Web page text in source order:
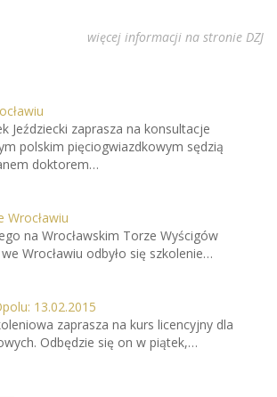
więcej informacji na stronie DZJ
Jeździecki zaprasza na konsultacje
polskim pięciogwiazdkowym sędzią
doktorem…
Wrocławiu
na Wrocławskim Torze Wyścigów
Wrocławiu odbyło się szkolenie…
13.02.2015
zaprasza na kurs licencyjny dla
Odbędzie się on w piątek,…